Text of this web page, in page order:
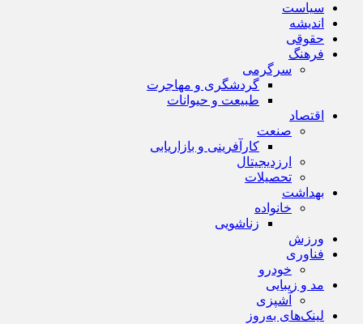
سیاست
اندیشه
حقوقی
فرهنگ
سرگرمی
گردشگری و مهاجرت
طبیعت و حیوانات
اقتصاد
صنعت
کارآفرینی و بازاریابی
ارزدیجیتال
تحصیلات
بهداشت
خانواده
زناشویی
ورزش
فناوری
خودرو
مد و زیبایی
آشپزی
لینک‌های به‌روز